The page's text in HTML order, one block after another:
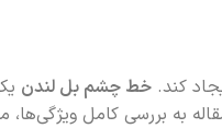
کند.خط چشم بل لندن
به بررسی کامل